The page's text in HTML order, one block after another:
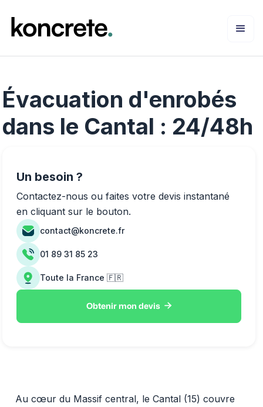
Évacuation d'enrobés
dans le Cantal : 24/48h
Au cœur du Massif central, le Cantal (15) couvre
Un besoin ?
Contactez-nous ou faites votre devis instantané
en cliquant sur le bouton.
contact@koncrete.fr
01 89 31 85 23
Toute la France 🇫🇷
Obtenir mon devis 